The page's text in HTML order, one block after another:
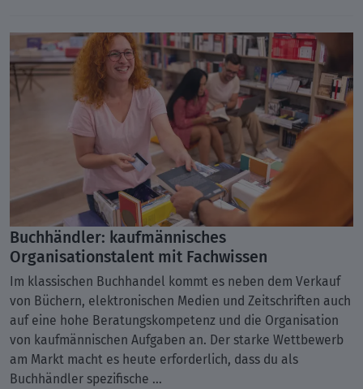
Buchhändler: kaufmännisches
Organisationstalent mit Fachwissen
Im klassischen Buchhandel kommt es neben dem Verkauf
von Büchern, elektronischen Medien und Zeitschriften auch
auf eine hohe Beratungskompetenz und die Organisation
von kaufmännischen Aufgaben an. Der starke Wettbewerb
am Markt macht es heute erforderlich, dass du als
Buchhändler spezifische ...